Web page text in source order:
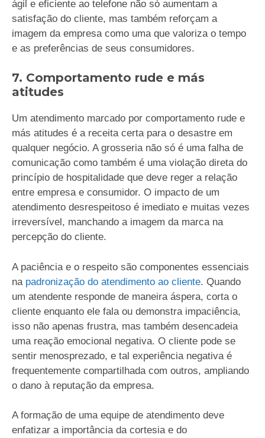
ágil e eficiente ao telefone não só aumentam a
satisfação do cliente, mas também reforçam a
imagem da empresa como uma que valoriza o tempo
e as preferências de seus consumidores.
7. Comportamento rude e más
atitudes
Um atendimento marcado por comportamento rude e
más atitudes é a receita certa para o desastre em
qualquer negócio. A grosseria não só é uma falha de
comunicação como também é uma violação direta do
princípio de hospitalidade que deve reger a relação
entre empresa e consumidor. O impacto de um
atendimento desrespeitoso é imediato e muitas vezes
irreversível, manchando a imagem da marca na
percepção do cliente.
A paciência e o respeito são componentes essenciais
na padronização do atendimento ao cliente. Quando
um atendente responde de maneira áspera, corta o
cliente enquanto ele fala ou demonstra impaciência,
isso não apenas frustra, mas também desencadeia
uma reação emocional negativa. O cliente pode se
sentir menosprezado, e tal experiência negativa é
frequentemente compartilhada com outros, ampliando
o dano à reputação da empresa.
A formação de uma equipe de atendimento deve
enfatizar a importância da cortesia e do